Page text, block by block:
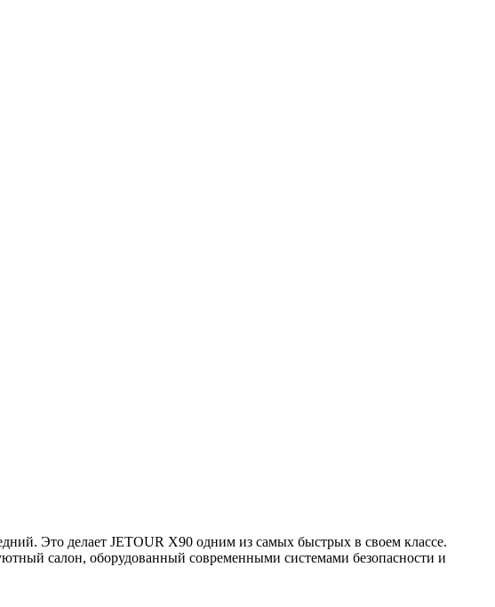
Это делает JETOUR X90 одним из самых быстрых в своем классе.
салон, оборудованный современными системами безопасности и